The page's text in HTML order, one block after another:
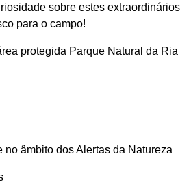
sobre estes extraordinários
para o campo!
protegida Parque Natural da Ria
no âmbito dos Alertas da Natureza